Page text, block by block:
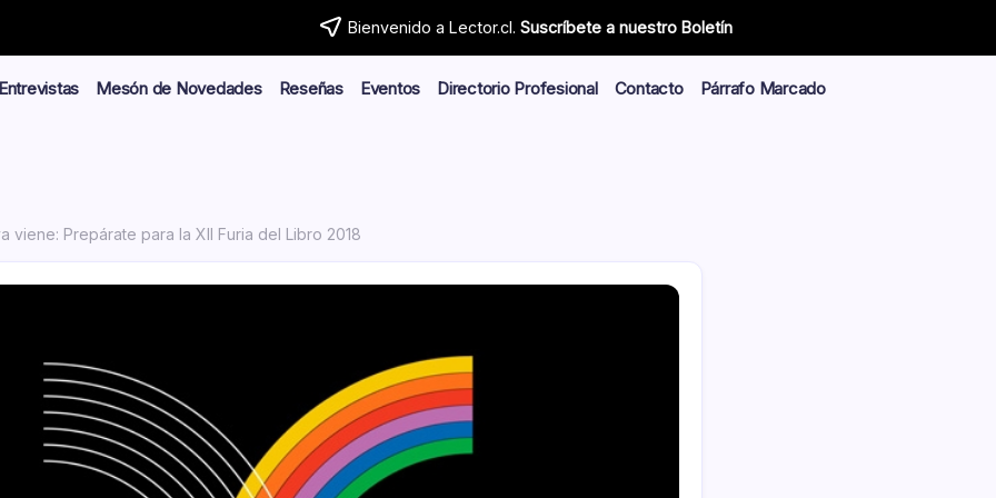
Bienvenido a Lector.cl. Suscríbete a nuestro Boletín
Entrevistas Mesón de Novedades Reseñas Eventos Directorio Profesional Contacto
Párrafo Marcado
viene: Prepárate para la XII Furia del Libro 2018